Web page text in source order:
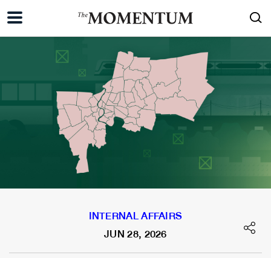
INTERNAL AFFAIRS
JUN 28, 2026